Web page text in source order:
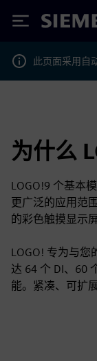
Siemens
此页面采用自
为什么
LOGO!9 个基本
更广泛的应用范
的彩色触摸显示
LOGO! 专为与您
达 64 个 DI、60
能。紧凑、可扩